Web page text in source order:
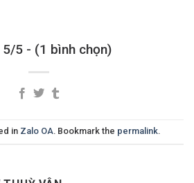
5/5 - (1 bình chọn)
in Zalo OA. Bookmark the permalink.